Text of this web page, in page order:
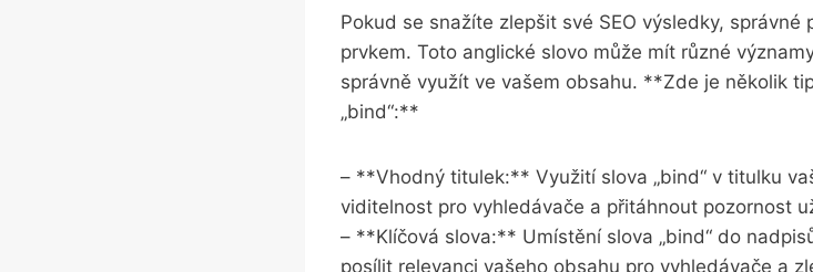
Pokud se snažíte zlepšit své SEO výsledky, správné‍
prvkem. Toto ‌anglické slovo ⁢může mít různé
správně ‌využít ve vašem obsahu. **Zde je‍ několik
„bind“:**
– **Vhodný titulek:** Využití slova „bind“ v⁣ titulku
viditelnost pro ⁤vyhledávače a ⁤přitáhnout pozornost‍
– **Klíčová slova:** Umístění slova „bind“ do
posílit relevanci vašeho obsahu pro vyhledávače‍ a